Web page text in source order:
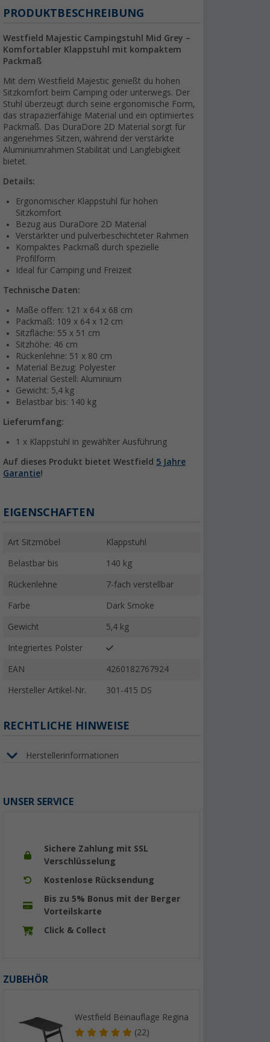
PRODUKTBESCHREIBUNG
Westfield Majestic Campingstuhl Mid Grey –
Komfortabler Klappstuhl mit kompaktem
Packmaß
Mit dem Westfield Majestic genießt du hohen
Sitzkomfort beim Camping oder unterwegs. Der
Stuhl überzeugt durch seine ergonomische Form,
das strapazierfähige Material und ein optimiertes
Packmaß. Das DuraDore 2D Material sorgt für
angenehmes Sitzen, während der verstärkte
Aluminiumrahmen Stabilität und Langlebigkeit
bietet.
Details:
Ergonomischer Klappstuhl für hohen
Sitzkomfort
Bezug aus DuraDore 2D Material
Verstärkter und pulverbeschichteter Rahmen
Kompaktes Packmaß durch spezielle
Profilform
Ideal für Camping und Freizeit
Technische Daten:
Maße offen: 121 x 64 x 68 cm
Packmaß: 109 x 64 x 12 cm
Sitzfläche: 55 x 51 cm
Sitzhöhe: 46 cm
Rückenlehne: 51 x 80 cm
Material Bezug: Polyester
Material Gestell: Aluminium
Gewicht: 5,4 kg
Belastbar bis: 140 kg
Lieferumfang:
1 x Klappstuhl in gewählter Ausführung
Auf dieses Produkt bietet Westfield 5 Jahre
Garantie!
EIGENSCHAFTEN
Art Sitzmöbel Klappstuhl
Belastbar bis 140 kg
Rückenlehne 7-fach verstellbar
Farbe Dark Smoke
Gewicht 5,4 kg
Integriertes Polster
EAN 4260182767924
Hersteller Artikel-Nr. 301-415 DS
RECHTLICHE HINWEISE
Herstellerinformationen
UNSER SERVICE
Sichere Zahlung mit SSL
Verschlüsselung
Kostenlose Rücksendung
Bis zu 5% Bonus mit der Berger
Vorteilskarte
Click & Collect
ZUBEHÖR
Westfield Beinauflage Regina
(22)